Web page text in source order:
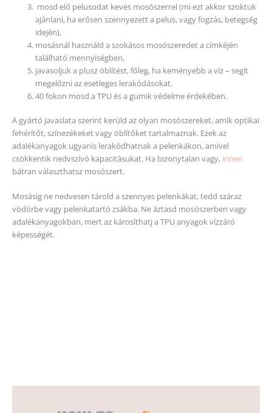
mosd elő pelusodat kevés mosószerrel (mi ezt akkor szoktuk
ajánlani, ha erősen szennyezett a pelus, vagy fogzás, betegség
idején),
mosásnál használd a szokásos mosószeredet a címkéjén
található mennyiségben,
javasoljuk a plusz öblítést, főleg, ha keményebb a víz – segít
megelőzni az esetleges lerakódásokat,
40 fokon mosd a TPU és a gumik védelme érdekében.
A gyártó javaslata szerint kerüld az olyan mosószereket, amik optikai
fehérítőt, színezékeket vagy öblítőket tartalmaznak. Ezek az
adalékanyagok ugyanis lerakódhatnak a pelenkákon, amivel
csökkentik nedvszívó kapacitásukat. Ha bizonytalan vagy, innen
bátran választhatsz mosószert.
Mosásig ne nedvesen tárold a szennyes pelenkákat, tedd száraz
vödörbe vagy pelenkatartó zsákba. Ne áztasd mosószerben vagy
adalékanyagokban, mert az károsíthatj a TPU anyagok vízzáró
képességét.